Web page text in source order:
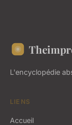
L'encyclopédie
LIENS
Accueil